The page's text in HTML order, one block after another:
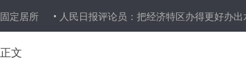
人民日报评论员：把经济特区办得更好办出水平——
正文